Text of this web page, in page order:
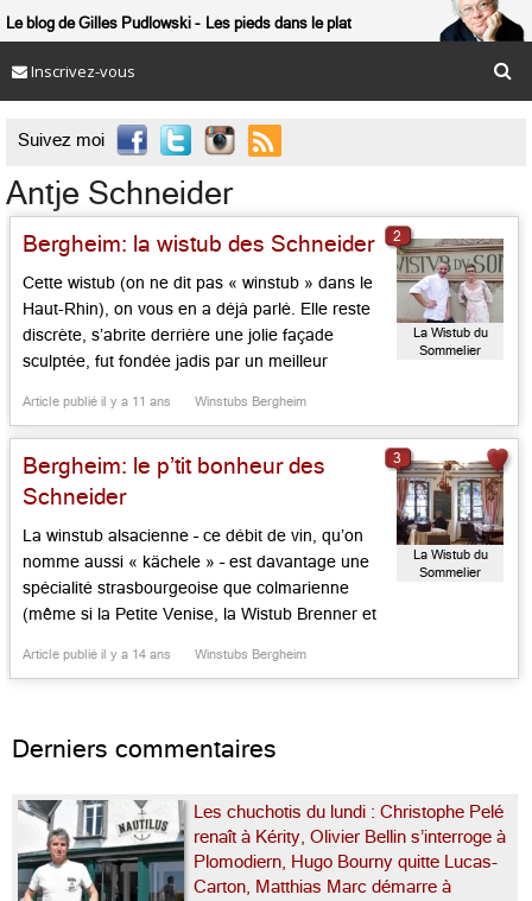
Le blog de Gilles Pudlowski Les pieds dans le plat
Inscrivez-vous
Suivez moi 
Antje Schneider
Bergheim: la wistub des Schneider
Cette wistub (on ne dit pas « winstub » dans le
Haut-Rhin), on vous en a déjà parlé. Elle reste
discrète, s’abrite derrière une jolie façade
sculptée, fut fondée jadis par un meilleur
ancien de chez, excusez du peu, Chapel, Jung,
Haeberlin. Les Schneider qui ont le cv plus
modeste – Patrick, […]...
Article publié il y a 11 ans Winstubs Bergheim
La Wistub du
Sommelier
2
Bergheim: le p’tit bonheur des
Schneider
La winstub alsacienne – ce débit de vin, qu’on
nomme aussi « kächele » – est davantage une
spécialité strasbourgeoise que colmarienne
(même si la Petite Venise, la Wistub Brenner et
sélestadienne (le Bon Pichet est une bonne
Article publié il y a 14 ans Winstubs Bergheim
La Wistub du
Sommelier
3
Derniers commentaires
Les chuchotis du lundi : Christophe Pelé
renaît à Kérity, Olivier Bellin s’interroge à
Plomodiern, Hugo Bourny quitte Lucas-
Carton, Matthias Marc démarre à